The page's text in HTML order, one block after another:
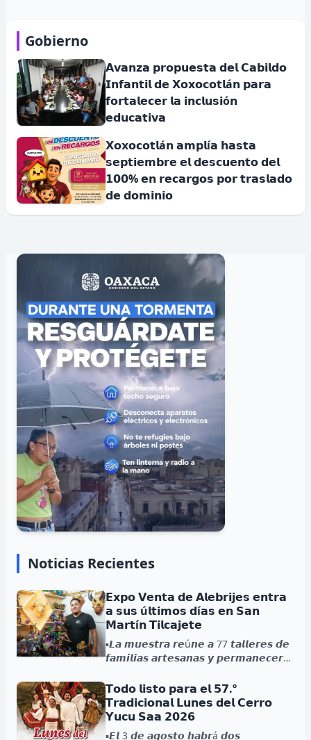
Gobierno
𝗔𝘃𝗮𝗻𝘇𝗮 𝗽𝗿𝗼𝗽𝘂𝗲𝘀𝘁𝗮 𝗱𝗲𝗹 𝗖𝗮𝗯𝗶𝗹𝗱𝗼
𝗜𝗻𝗳𝗮𝗻𝘁𝗶𝗹 𝗱𝗲 𝗫𝗼𝘅𝗼𝗰𝗼𝘁𝗹á𝗻 𝗽𝗮𝗿𝗮
𝗳𝗼𝗿𝘁𝗮𝗹𝗲𝗰𝗲𝗿 𝗹𝗮 𝗶𝗻𝗰𝗹𝘂𝘀𝗶ó𝗻
𝗲𝗱𝘂𝗰𝗮𝘁𝗶𝘃𝗮
𝗫𝗼𝘅𝗼𝗰𝗼𝘁𝗹á𝗻 𝗮𝗺𝗽𝗹í𝗮 𝗵𝗮𝘀𝘁𝗮
𝘀𝗲𝗽𝘁𝗶𝗲𝗺𝗯𝗿𝗲 𝗲𝗹 𝗱𝗲𝘀𝗰𝘂𝗲𝗻𝘁𝗼 𝗱𝗲𝗹
𝟭𝟬𝟬% 𝗲𝗻 𝗿𝗲𝗰𝗮𝗿𝗴𝗼𝘀 𝗽𝗼𝗿 𝘁𝗿𝗮𝘀𝗹𝗮𝗱𝗼
𝗱𝗲 𝗱𝗼𝗺𝗶𝗻𝗶𝗼
Noticias Recientes
𝗘𝘅𝗽𝗼 𝗩𝗲𝗻𝘁𝗮 𝗱𝗲 𝗔𝗹𝗲𝗯𝗿𝗶𝗷𝗲𝘀 𝗲𝗻𝘁𝗿𝗮
𝗮 𝘀𝘂𝘀 ú𝗹𝘁𝗶𝗺𝗼𝘀 𝗱í𝗮𝘀 𝗲𝗻 𝗦𝗮𝗻
𝗠𝗮𝗿𝘁í𝗻 𝗧𝗶𝗹𝗰𝗮𝗷𝗲𝘁𝗲
▪️𝙇𝙖 𝙢𝙪𝙚𝙨𝙩𝙧𝙖 𝙧𝙚ú𝙣𝙚 𝙖 77 𝙩𝙖𝙡𝙡𝙚𝙧𝙚𝙨 𝙙𝙚
𝙛𝙖𝙢𝙞𝙡𝙞𝙖𝙨 𝙖𝙧𝙩𝙚𝙨𝙖𝙣𝙖𝙨 𝙮 𝙥𝙚𝙧𝙢𝙖𝙣𝙚𝙘𝙚𝙧á
𝗧𝗼𝗱𝗼 𝗹𝗶𝘀𝘁𝗼 𝗽𝗮𝗿𝗮 𝗲𝗹 𝟱𝟳.º
𝗧𝗿𝗮𝗱𝗶𝗰𝗶𝗼𝗻𝗮𝗹 𝗟𝘂𝗻𝗲𝘀 𝗱𝗲𝗹 𝗖𝗲𝗿𝗿𝗼
𝗬𝘂𝗰𝘂 𝗦𝗮𝗮 𝟮𝟬𝟮𝟲
▪️𝙀𝙡 3 𝙙𝙚 𝙖𝙜𝙤𝙨𝙩𝙤 𝙝𝙖𝙗𝙧á 𝙙𝙤𝙨